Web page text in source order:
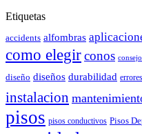
Etiquetas
accidents alfombras
como elegirconos
diseño diseños durabilidad errores
instalacion
pisos pisos conductivos Pisos